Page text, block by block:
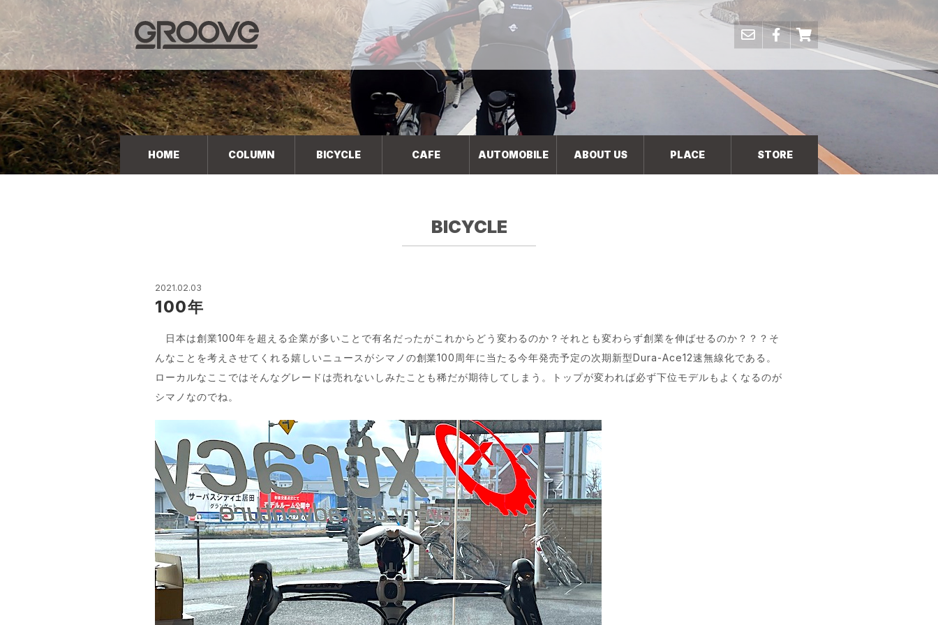
Groove 自転車 カフェ 輸入車・国産車のチューニン
グ/販売
HOME COLUMN BICYCLE CAFE AUTOMOBILE ABOUT US PLACE STORE
BICYCLE
2021.02.03
100年
日本は創業100年を超える企業が多いことで有名だったがこれからどう変わるのか？それとも変わらず創業を伸ばせるのか？？？そ
んなことを考えさせてくれる嬉しいニュースがシマノの創業100周年に当たる今年発売予定の次期新型Dura-Ace12速無線化である。
ローカルなここではそんなグレードは売れないしみたことも稀だが期待してしまう。トップが変われば必ず下位モデルもよくなるのが
シマノなのでね。